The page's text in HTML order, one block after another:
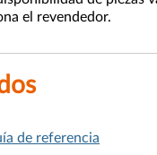
el revendedor.
de referencia